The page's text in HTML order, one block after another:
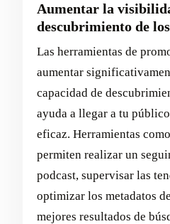
Aumentar la
descubrimiento de
Las herramientas de
aumentar
capacidad de
ayuda a llegar a tu
eficaz. Herramientas como
permiten realizar un
podcast, supervisar las
optimizar los metadatos
mejores resultados de